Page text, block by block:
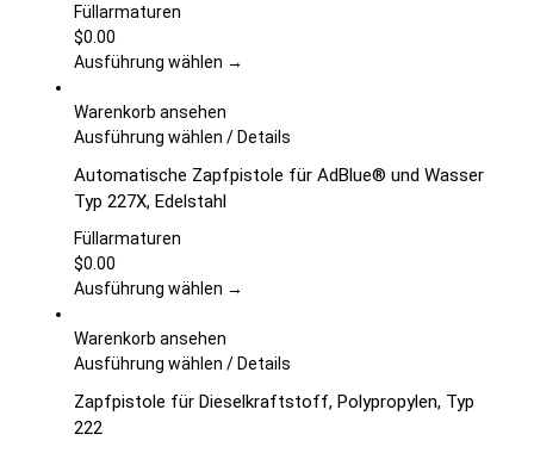
Die
auf
Produktseite
gewählt
Füllarmaturen
$0.00
Ausführung wählen →
Warenkorb ansehen
Ausführung wählen Dieses
weist
mehrere
Die
auf
Produktseite
/Details
Automatische Zapfpistole für AdBlue® und Wasser
Typ 227X, Edelstahl
Füllarmaturen
$0.00
Ausführung wählen →
Warenkorb ansehen
Ausführung wählen Dieses
weist
/Details
Zapfpistole für Dieselkraftstoff, Polypropylen, Typ
222